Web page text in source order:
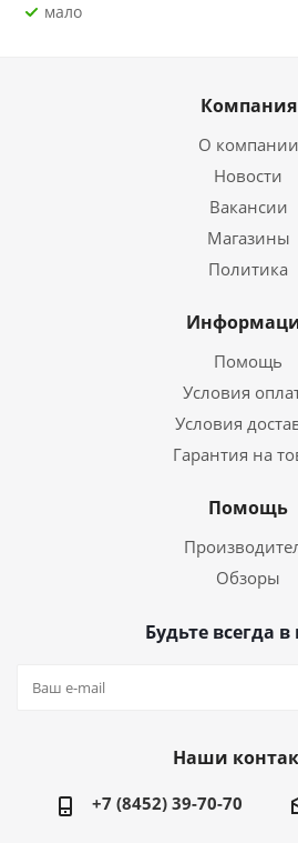
Мало
Компания
О компании
Новости
Вакансии
Магазины
Политика
Помощь
Условия
Условия
Гарантия на
Помощь
Обзоры
Будьте всегда в
Наши
+7 (8452) 39-70-70